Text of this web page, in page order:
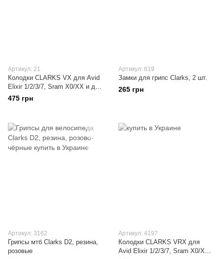
Артикул: 21
Колодки CLARKS VX для Avid
Elixir 1/2/3/7, Sram X0/XX и др,
органика
475 грн
Артикул: 619
Замки для грипс Clarks, 2 шт.
265 грн
Артикул: 3162
Грипсы мтб Clarks D2, резина,
розовые
Артикул: 4197
Колодки CLARKS VRX для
Avid Elixir 1/2/3/7, Sram X0/XX